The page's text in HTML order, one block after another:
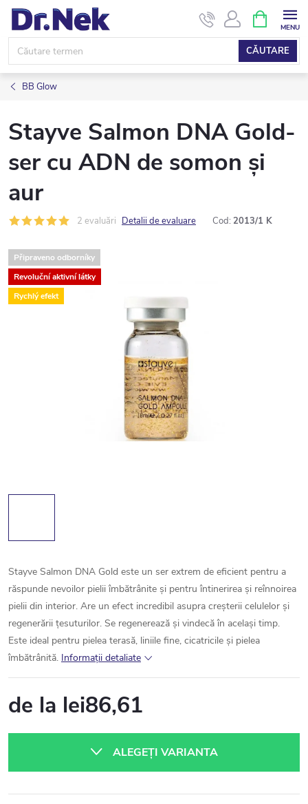
Treci
conținut
CĂUTARE
COŞ
DE
BB Glow
Stayve Salmon DNA Gold-
ser cu ADN de somon și
aur
2 evaluări Detalii de evaluare Cod: 2013/1 K
Připraveno odborníky
Revoluční aktivní látky
Rychlý efekt
Stayve Salmon DNA Gold este un ser extrem de eficient pentru a
răspunde nevoilor pielii îmbătrânite și pentru întinerirea și reînnoirea
pielii din interior. Are un efect incredibil asupra creșterii celulelor și
regenerării țesuturilor. Se regenerează și vindecă în același timp.
Este ideal pentru pielea terasă, liniile fine, cicatricile și pielea
îmbătrânită. Informaţii detaliate
de la lei86,61
ALEGEŢI VARIANTA